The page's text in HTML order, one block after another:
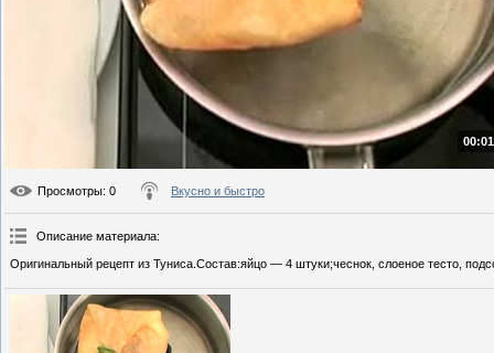
Просмотры: 0 Вкусно и быстро
Описание материала:
Оригинальный рецепт из Туниса.Состав:яйцо — 4 штуки;чеснок, слоеное тесто,